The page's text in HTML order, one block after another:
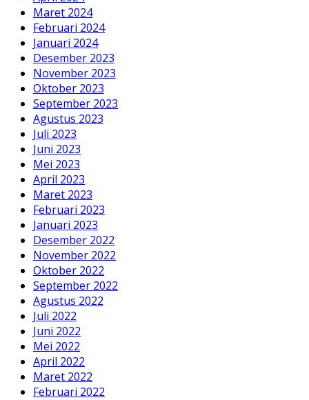
Maret 2024
Februari 2024
Januari 2024
Desember 2023
November 2023
Oktober 2023
September 2023
Agustus 2023
Juli 2023
Juni 2023
Mei 2023
April 2023
Maret 2023
Februari 2023
Januari 2023
Desember 2022
November 2022
Oktober 2022
September 2022
Agustus 2022
Juli 2022
Juni 2022
Mei 2022
April 2022
Maret 2022
Februari 2022